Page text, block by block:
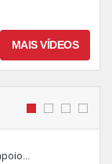
MAIS VÍDEOS